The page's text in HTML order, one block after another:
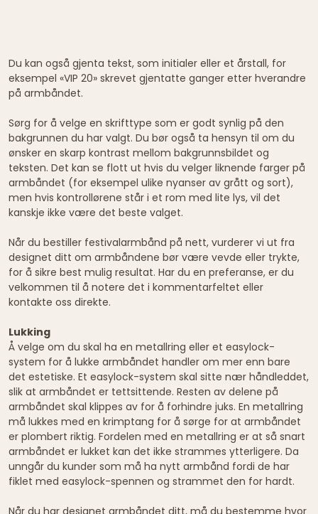
Du kan også gjenta tekst, som initialer eller et årstall, for
eksempel «VIP 20» skrevet gjentatte ganger etter hverandre
på armbåndet.
Sørg for å velge en skrifttype som er godt synlig på den
bakgrunnen du har valgt. Du bør også ta hensyn til om du
ønsker en skarp kontrast mellom bakgrunnsbildet og
teksten. Det kan se flott ut hvis du velger liknende farger på
armbåndet (for eksempel ulike nyanser av grått og sort),
men hvis kontrollørene står i et rom med lite lys, vil det
kanskje ikke være det beste valget.
Når du bestiller festivalarmbånd på nett, vurderer vi ut fra
designet ditt om armbåndene bør være vevde eller trykte,
for å sikre best mulig resultat. Har du en preferanse, er du
velkommen til å notere det i kommentarfeltet eller
kontakte oss direkte.
Lukking
Å velge om du skal ha en metallring eller et easylock-
system for å lukke armbåndet handler om mer enn bare
det estetiske. Et easylock-system skal sitte nær håndleddet,
slik at armbåndet er tettsittende. Resten av delene på
armbåndet skal klippes av for å forhindre juks. En metallring
må lukkes med en krimptang for å sørge for at armbåndet
er plombert riktig. Fordelen med en metallring er at så snart
armbåndet er lukket kan det ikke strammes ytterligere. Da
unngår du kunder som må ha nytt armbånd fordi de har
fiklet med easylock-spennen og strammet den for hardt.
Når du har designet armbåndet ditt, må du bestemme hvor